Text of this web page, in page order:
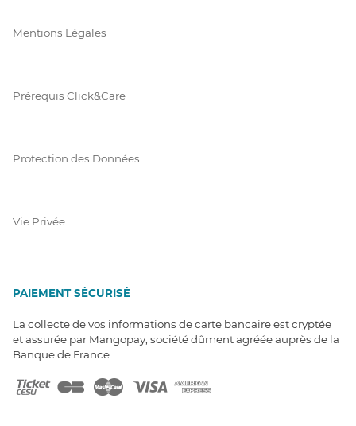
Mentions Légales
Prérequis Click&Care
Protection des Données
Vie Privée
PAIEMENT SÉCURISÉ
La collecte de vos informations de carte bancaire est cryptée
et assurée par Mangopay, société dûment agréée auprès de la
Banque de France.